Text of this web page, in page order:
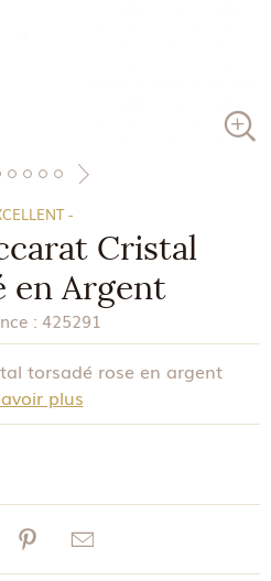
-
Cristal
en Argent
: 425291
torsadé rose en argent
plus